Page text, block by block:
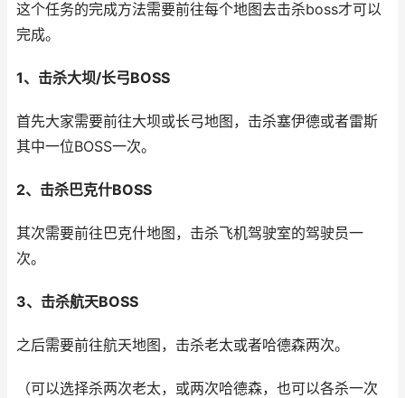
这个任务的完成方法需要前往每个地图去击杀boss才可以
完成。
1、击杀大坝/长弓BOSS
首先大家需要前往大坝或长弓地图，击杀塞伊德或者雷斯
其中一位BOSS一次。
2、击杀巴克什BOSS
其次需要前往巴克什地图，击杀飞机驾驶室的驾驶员一
次。
3、击杀航天BOSS
之后需要前往航天地图，击杀老太或者哈德森两次。
（可以选择杀两次老太，或两次哈德森，也可以各杀一次